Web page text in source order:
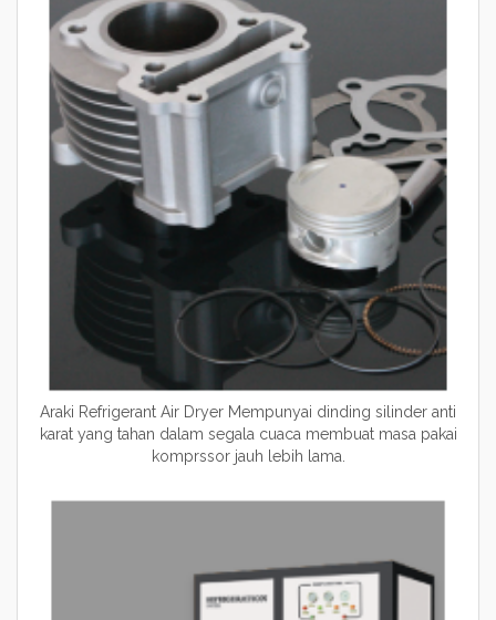
Araki Refrigerant Air Dryer Mempunyai dinding silinder anti
karat yang tahan dalam segala cuaca membuat masa pakai
komprssor jauh lebih lama.